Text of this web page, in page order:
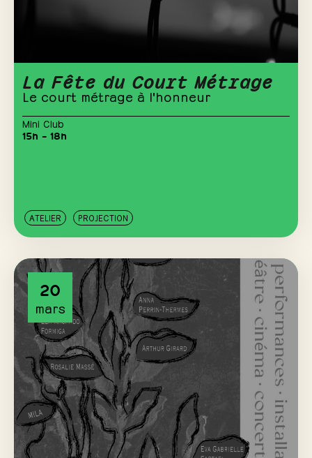
La Fête du Court Métrage
Le court métrage à l'honneur
Mini Club
15h – 18h
ATELIER PROJECTION
20
mars